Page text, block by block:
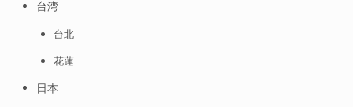
台湾
台北
花蓮
日本